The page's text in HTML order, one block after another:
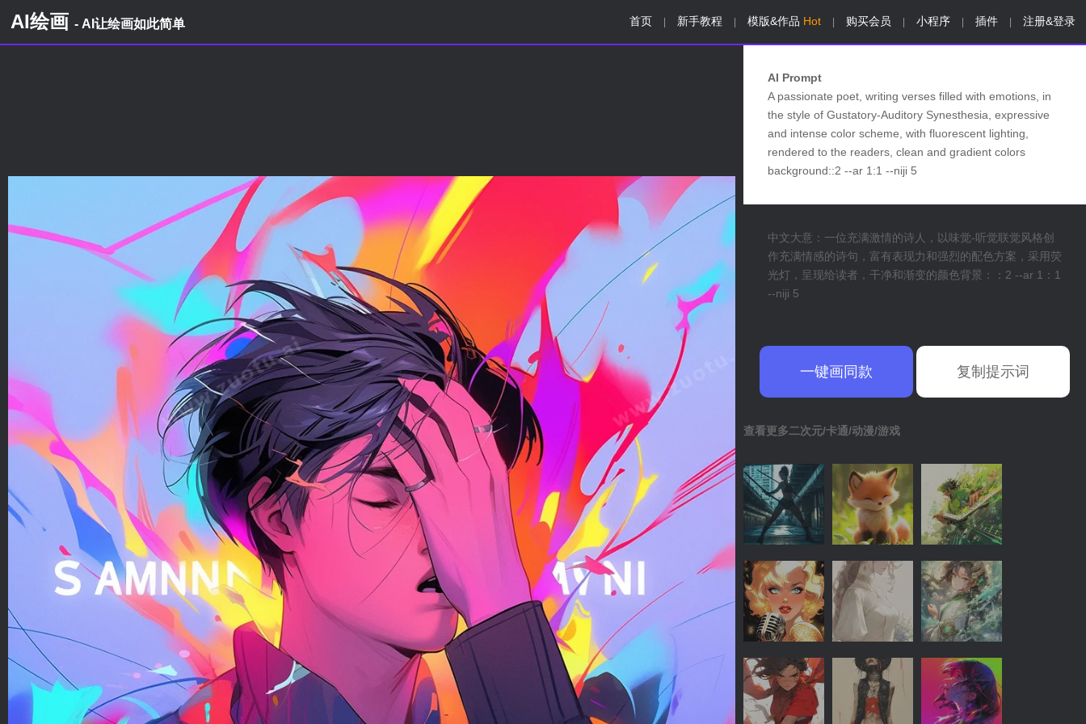
AI绘画 - AI让绘画如此简单 首页 新手教程 模版&作品 Hot 购买会员 小程序 插件 注册&登录
AI Prompt
A passionate poet, writing verses filled with emotions, in
the style of Gustatory-Auditory Synesthesia, expressive
and intense color scheme, with fluorescent lighting,
rendered to the readers, clean and gradient colors
background::2 --ar 1:1 --niji 5
中文大意：一位充满激情的诗人，以味觉-听觉联觉风格创
作充满情感的诗句，富有表现力和强烈的配色方案，采用荧
光灯，呈现给读者，干净和渐变的颜色背景：：2 --ar 1：1
--niji 5
一键画同款 复制提示词
查看更多二次元/卡通/动漫/游戏